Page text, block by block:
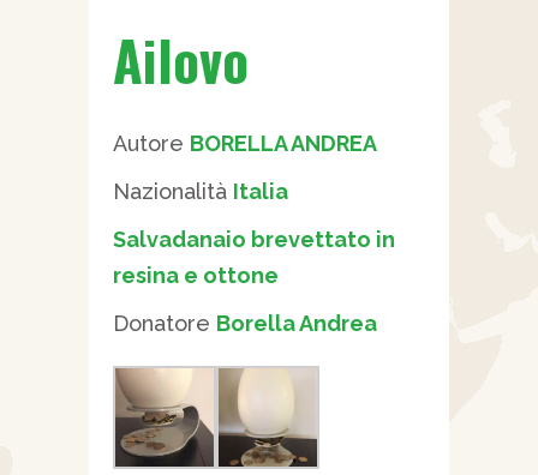
Ailovo
Autore BORELLA ANDREA
Nazionalità Italia
Salvadanaio brevettato in
resina e ottone
Donatore Borella Andrea